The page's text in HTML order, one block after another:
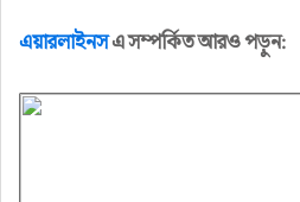
এয়ারলাইনসএ সম্পর্কিত আরও পড়ুন: